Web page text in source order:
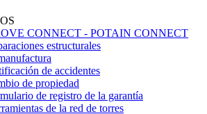
CONNECT - POTAIN CONNECT
estructurales
de accidentes
de propiedad
de registro de la garantía
de la red de torres